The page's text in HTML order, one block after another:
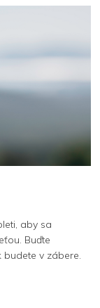
aby sa
Buďte
v zábere.